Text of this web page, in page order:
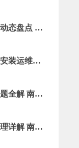
态盘点 技
析
装运维全
全解 南通
详解 南通